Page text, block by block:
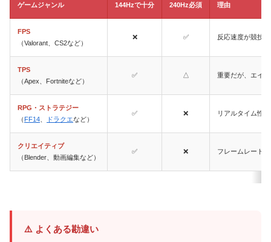
ゲームジャンル 144Hzで十分 240Hz必須 理由
FPS
（Valorant、CS2など）
❌ ✅ 反応速度が競技
TPS
（Apex、Fortniteなど）
✅ △ 重要だが、エイ
RPG・ストラテジー
（ FF14 ドラクエなど）
✅ ❌ リアルタイム性
クリエイティブ
（Blender、動画編集など）
✅ ❌ フレームレート
⚠️ よくある勘違い